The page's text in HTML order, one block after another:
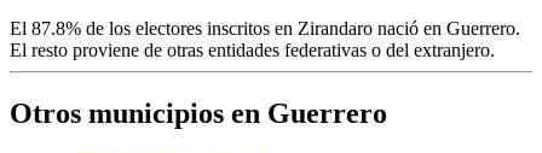
El 87.8% de los electores inscritos en Zirandaro nació en Guerrero.
El resto proviene de otras entidades federativas o del extranjero.
Otros municipios en Guerrero